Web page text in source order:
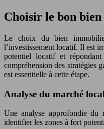
Choisir le bon
Le choix du bien
l’investissement locatif. Il est
potentiel locatif et
compréhension des stratégies
est essentielle à cette étape.
Analyse du marché local
Une analyse approfondie du
identifier les zones à fort